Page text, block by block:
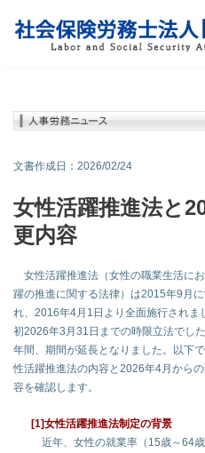
採用情報 よくあるご質問
無料診断・お問
文書作成日：2026/02/24
女性活躍推進法と
更内容
女性活躍推進法（女性の職業生活に
躍の推進に関する法律）は2015年9月に
れ、2016年4月1日より全面施行されま
初2026年3月31日までの時限立法でし
年間、期間が延長となりました。以下
性活躍推進法の内容と2026年4月から
容を確認します。
[1]女性活躍推進法制定の背景
近年、女性の就業率（15歳～64